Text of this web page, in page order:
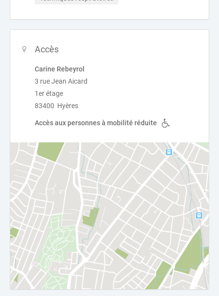
Accès
Carine Rebeyrol
3 rue Jean Aicard
1er étage
83400 Hyères
Accès aux personnes à mobilité réduite